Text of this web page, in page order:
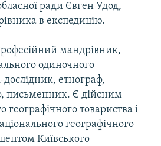
ради Євген Удод,
в експедицію.
мандрівник,
одиночного
етнограф,
письменник. Є дійсним
географічного товариства і
географічного
Київського